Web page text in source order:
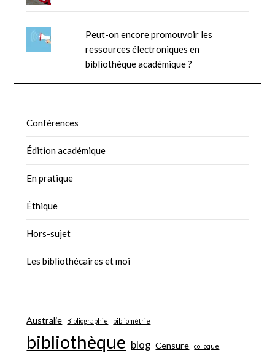
Peut-on encore promouvoir les
ressources électroniques en
bibliothèque académique ?
Conférences
Édition académique
En pratique
Éthique
Hors-sujet
Les bibliothécaires et moi
Australie Bibliographie bibliométrie
bibliothèque blog Censure colloque